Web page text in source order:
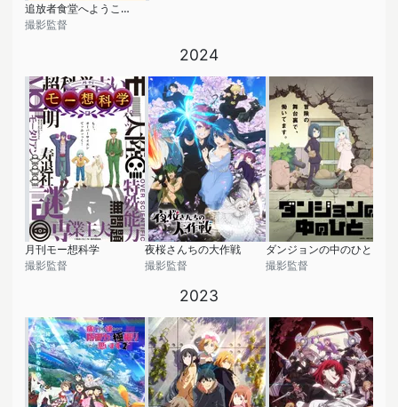
追放者食堂へようこそ！
撮影監督
2024
月刊モー想科学
撮影監督
夜桜さんちの大作戦
撮影監督
ダンジョンの中のひと
撮影監督
2023